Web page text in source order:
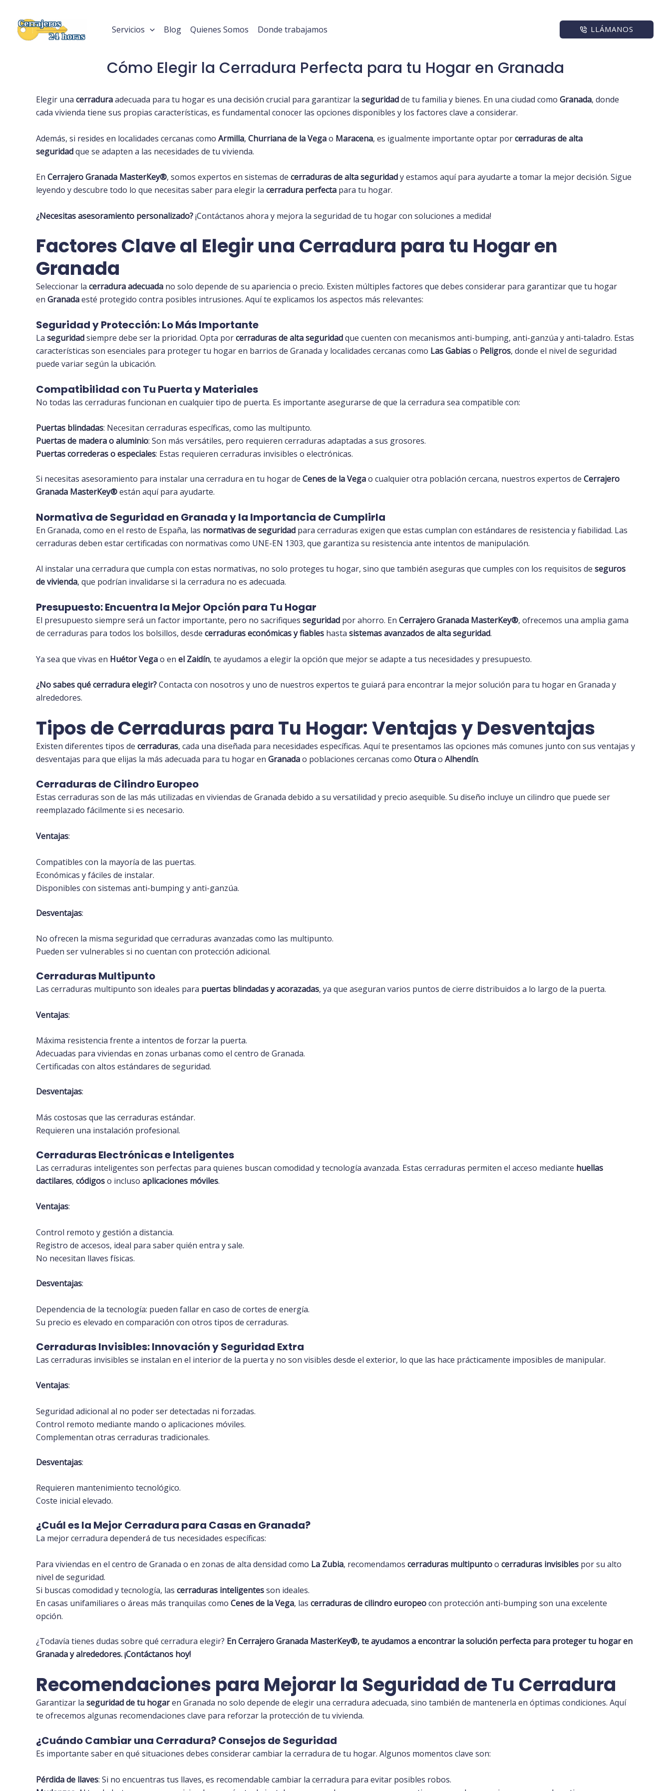
contenido
Servicios Blog Quienes Somos Donde trabajamos LLÁMANOS
Cómo Elegir la Cerradura Perfecta para tu Hogar en Granada
Elegir una cerraduraadecuada para tu hogar es una decisión crucial para garantizar la seguridadde tu familia y bienes. En una ciudad como Granada, donde
cada vivienda tiene sus propias características, es fundamental conocer las opciones disponibles y los factores clave a considerar.
Además, si resides en localidades cercanas como Armilla, Churriana de la Vegao Maracena, es igualmente importante optar porcerraduras de alta
seguridadque se adapten a las necesidades de tu vivienda.
En Cerrajero Granada MasterKey®️, somos expertos en sistemas de cerraduras de alta seguridady estamos aquí para ayudarte a tomar la mejor decisión. Sigue
leyendo y descubre todo lo que necesitas saber para elegir la cerradura perfecta para tu hogar.
¿Necesitas asesoramiento personalizado?¡Contáctanos ahora y mejora la seguridad de tu hogar con soluciones a medida!
Factores Clave al Elegir una Cerradura para tu Hogar en
Granada
Seleccionar la cerradura adecuada no solo depende de su apariencia o precio. Existen múltiples factores que debes considerar para garantizar que tu hogar
en Granadaesté protegido contra posibles intrusiones. Aquí te explicamos los aspectos más relevantes:
Seguridad y Protección: Lo Más Importante
La seguridadsiempre debe ser la prioridad. Opta porcerraduras de alta seguridadque cuenten con mecanismos anti-bumping, anti-ganzúa y anti-taladro. Estas
características son esenciales para proteger tu hogar en barrios de Granada y localidades cercanas como Las Gabiaso Peligros, donde el nivel de seguridad
puede variar según la ubicación.
Compatibilidad con Tu Puerta y Materiales
No todas las cerraduras funcionan en cualquier tipo de puerta. Es importante asegurarse de que la cerradura sea compatible con:
Puertas blindadas: Necesitan cerraduras específicas, como las multipunto.
Puertas de madera o aluminio: Son más versátiles, pero requieren cerraduras adaptadas a sus grosores.
Puertas correderas o especiales: Estas requieren cerraduras invisibles o electrónicas.
Si necesitas asesoramiento para instalar una cerradura en tu hogar de Cenes de la Vegao cualquier otra población cercana, nuestros expertos de Cerrajero
Granada MasterKey®️están aquí para ayudarte.
Normativa de Seguridad en Granada y la Importancia de Cumplirla
En Granada, como en el resto de España, las normativas de seguridad para cerraduras exigen que estas cumplan con estándares de resistencia y fiabilidad. Las
cerraduras deben estar certificadas con normativas como UNE-EN 1303, que garantiza su resistencia ante intentos de manipulación.
Al instalar una cerradura que cumpla con estas normativas, no solo proteges tu hogar, sino que también aseguras que cumples con los requisitos de seguros
de vivienda, que podrían invalidarse si la cerradura no es adecuada.
Presupuesto: Encuentra la Mejor Opción para Tu Hogar
El presupuesto siempre será un factor importante, pero no sacrifiques seguridad por ahorro. En Cerrajero Granada MasterKey®️, ofrecemos una amplia gama
de cerraduras para todos los bolsillos, desde cerraduras económicas y fiables hasta sistemas avanzados de alta seguridad.
Ya sea que vivas en Huétor Vegao en el Zaidín, te ayudamos a elegir la opción que mejor se adapte a tus necesidades y presupuesto.
¿No sabes qué cerradura elegir?Contacta con nosotros y uno de nuestros expertos te guiará para encontrar la mejor solución para tu hogar en Granada y
alrededores.
Tipos de Cerraduras para Tu Hogar: Ventajas y Desventajas
Existen diferentes tipos de cerraduras, cada una diseñada para necesidades específicas. Aquí te presentamos las opciones más comunes junto con sus ventajas y
desventajas para que elijas la más adecuada para tu hogar en Granadao poblaciones cercanas como Oturao Alhendín.
Cerraduras de Cilindro Europeo
Estas cerraduras son de las más utilizadas en viviendas de Granada debido a su versatilidad y precio asequible. Su diseño incluye un cilindro que puede ser
reemplazado fácilmente si es necesario.
Ventajas:
Compatibles con la mayoría de las puertas.
Económicas y fáciles de instalar.
Disponibles con sistemas anti-bumping y anti-ganzúa.
Desventajas:
No ofrecen la misma seguridad que cerraduras avanzadas como las multipunto.
Pueden ser vulnerables si no cuentan con protección adicional.
Cerraduras Multipunto
Las cerraduras multipunto son ideales para puertas blindadas y acorazadas, ya que aseguran varios puntos de cierre distribuidos a lo largo de la puerta.
Ventajas:
Máxima resistencia frente a intentos de forzar la puerta.
Adecuadas para viviendas en zonas urbanas como el centro de Granada.
Certificadas con altos estándares de seguridad.
Desventajas:
Más costosas que las cerraduras estándar.
Requieren una instalación profesional.
Cerraduras Electrónicas e Inteligentes
Las cerraduras inteligentes son perfectas para quienes buscan comodidad y tecnología avanzada. Estas cerraduras permiten el acceso mediante huellas
dactilares, códigoso incluso aplicaciones móviles.
Ventajas:
Control remoto y gestión a distancia.
Registro de accesos, ideal para saber quién entra y sale.
No necesitan llaves físicas.
Desventajas:
Dependencia de la tecnología: pueden fallar en caso de cortes de energía.
Su precio es elevado en comparación con otros tipos de cerraduras.
Cerraduras Invisibles: Innovación y Seguridad Extra
Las cerraduras invisibles se instalan en el interior de la puerta y no son visibles desde el exterior, lo que las hace prácticamente imposibles de manipular.
Ventajas:
Seguridad adicional al no poder ser detectadas ni forzadas.
Control remoto mediante mando o aplicaciones móviles.
Complementan otras cerraduras tradicionales.
Desventajas:
Requieren mantenimiento tecnológico.
Coste inicial elevado.
¿Cuál es la Mejor Cerradura para Casas en Granada?
La mejor cerradura dependerá de tus necesidades específicas:
Para viviendas en el centro de Granada o en zonas de alta densidad como La Zubia, recomendamos cerraduras multipuntoo cerraduras invisibles por su alto
nivel de seguridad.
Si buscas comodidad y tecnología, las cerraduras inteligentesson ideales.
En casas unifamiliares o áreas más tranquilas como Cenes de la Vega, las cerraduras de cilindro europeocon protección anti-bumping son una excelente
opción.
¿Todavía tienes dudas sobre qué cerradura elegir? EnCerrajero Granada MasterKey®️, te ayudamos a encontrar la solución perfecta para proteger tu hogar en
Granada y alrededores. ¡Contáctanos hoy!
Recomendaciones para Mejorar la Seguridad de Tu Cerradura
Garantizar la seguridad de tu hogaren Granada no solo depende de elegir una cerradura adecuada, sino también de mantenerla en óptimas condiciones. Aquí
te ofrecemos algunas recomendaciones clave para reforzar la protección de tu vivienda.
¿Cuándo Cambiar una Cerradura? Consejos de Seguridad
Es importante saber en qué situaciones debes considerar cambiar la cerradura de tu hogar. Algunos momentos clave son:
Pérdida de llaves: Si no encuentras tus llaves, es recomendable cambiar la cerradura para evitar posibles robos.